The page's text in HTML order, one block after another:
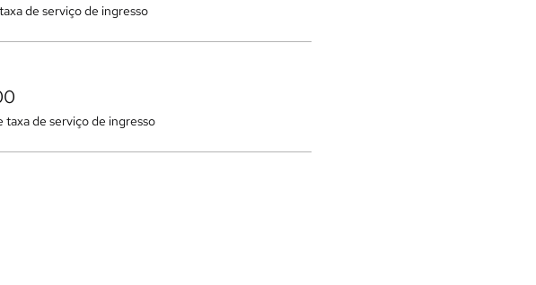
de serviço de ingresso
taxa de serviço de ingresso